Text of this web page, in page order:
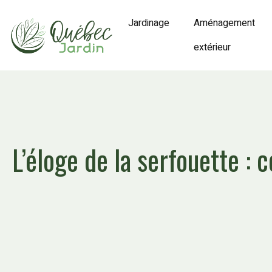
Jardinage
Aménagement
extérieur
L’éloge de la serfouette